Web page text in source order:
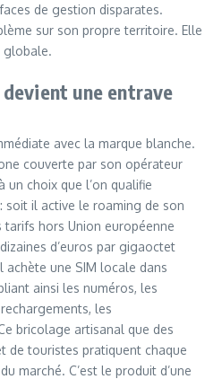
de gestion disparates.
sur son propre territoire. Elle
globale.
une entrave
avec la marque blanche.
couverte par son opérateur
choix que l’on qualifie
soit il active le roaming de son
hors Union européenne
d’euros par gigaoctet
une SIM locale dans
ainsi les numéros, les
les
bricolage artisanal que des
de touristes pratiquent chaque
marché. C’est le produit d’une